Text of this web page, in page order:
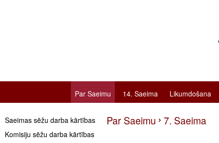
Par Saeimu 14. Saeima Likumdošana
Saeimas sēžu darba kārtības
Komisiju sēžu darba kārtības
Par Saeimu 7. Saeima